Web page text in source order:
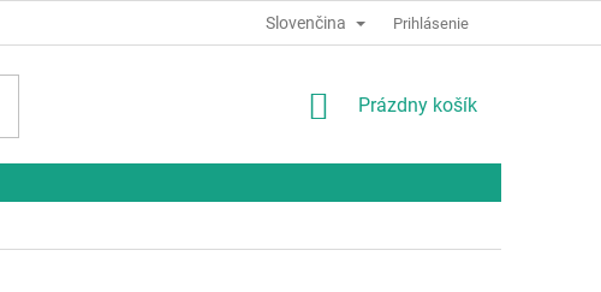
Slovenčina Prihlásenie
NÁKUPNÝ
Prázdny košík